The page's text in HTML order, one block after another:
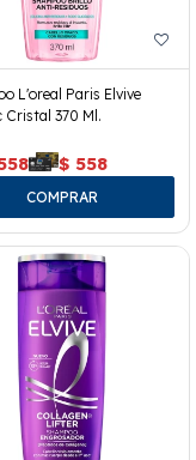
L'oreal Paris Elvive
Cristal 370 Ml.
$ 558